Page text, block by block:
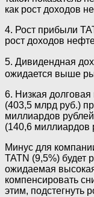
как рост доходов
4. Рост прибыли
рост доходов
5. Дивидендная
ожидается выше
6. Низкая долговая
(403,5 млрд руб.)
миллиардов
(140,6 миллиардов
Минус для
TATN (9,5%) будет
ожидаемая
компенсировать
этим, подстегнуть